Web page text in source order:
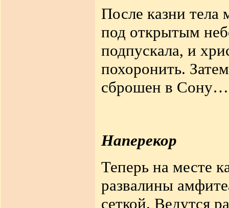
После казни
под открытым
подпускала, и
похоронить.
сброшен в Сону…
Наперекор
Теперь на месте
развалины
сеткой. Ведутся